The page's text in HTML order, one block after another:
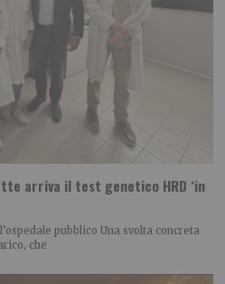
arriva il test genetico HRD ‘in
pubblico Una svolta concreta
che